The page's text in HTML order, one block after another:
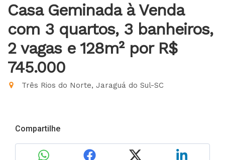
Casa Geminada à Venda
com 3 quartos, 3 banheiros,
2 vagas e 128m² por R$
745.000
Três Rios do Norte, Jaraguá do Sul-SC
Compartilhe